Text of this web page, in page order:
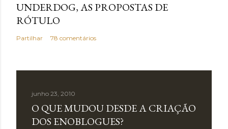
UNDERDOG, AS PROPOSTAS DE
RÓTULO
Partilhar 78 comentários
junho 23, 2010
O QUE MUDOU DESDE A CRIAÇÃO
DOS ENOBLOGUES?